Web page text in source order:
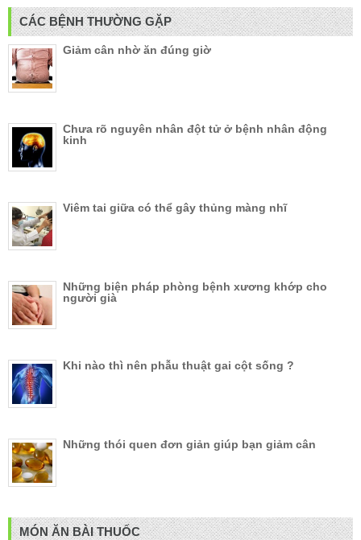
CÁC BỆNH THƯỜNG GẶP
Giảm cân nhờ ăn đúng giờ
Chưa rõ nguyên nhân đột tử ở bệnh nhân động
kinh
Viêm tai giữa có thể gây thủng màng nhĩ
Những biện pháp phòng bệnh xương khớp cho
người già
Khi nào thì nên phẫu thuật gai cột sống ?
Những thói quen đơn giản giúp bạn giảm cân
MÓN ĂN BÀI THUỐC